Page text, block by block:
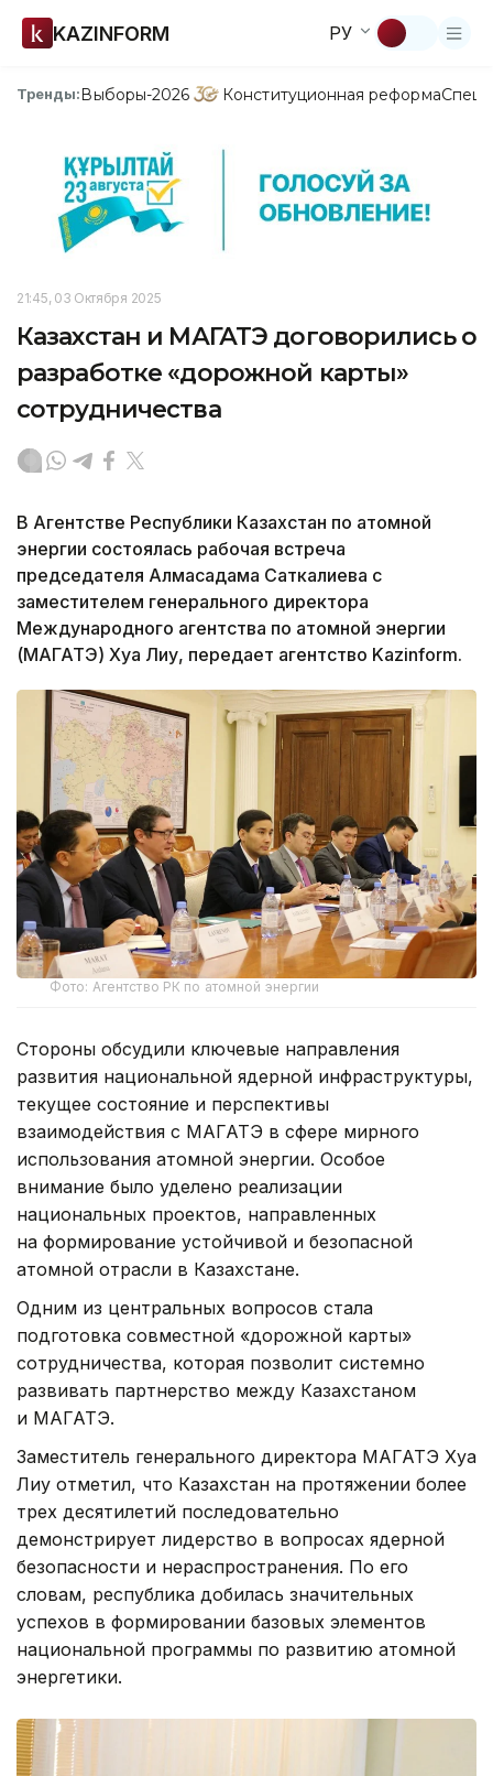
KAZINFORM РУ
Тренды:Выборы-2026 Конституционная реформа
21:45, 03 Октября 2025
Казахстан и МАГАТЭ договорились о
разработке «дорожной карты»
сотрудничества
В Агентстве Республики Казахстан по атомной
энергии состоялась рабочая встреча
председателя Алмасадама Саткалиева с
заместителем генерального директора
Международного агентства по атомной энергии
(МАГАТЭ) Хуа Лиу, передает агентство Kazinform.
Фото: Агентство РК по атомной энергии
Стороны обсудили ключевые направления
развития национальной ядерной инфраструктуры,
текущее состояние и перспективы
взаимодействия с МАГАТЭ в сфере мирного
использования атомной энергии. Особое
внимание было уделено реализации
национальных проектов, направленных
на формирование устойчивой и безопасной
атомной отрасли в Казахстане.
Одним из центральных вопросов стала
подготовка совместной «дорожной карты»
сотрудничества, которая позволит системно
развивать партнерство между Казахстаном
и МАГАТЭ.
Заместитель генерального директора МАГАТЭ Хуа
Лиу отметил, что Казахстан на протяжении более
трех десятилетий последовательно
демонстрирует лидерство в вопросах ядерной
безопасности и нераспространения. По его
словам, республика добилась значительных
успехов в формировании базовых элементов
национальной программы по развитию атомной
энергетики.